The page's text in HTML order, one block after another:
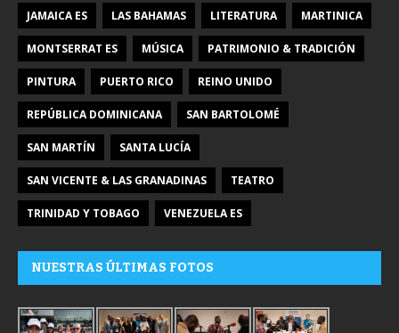
JAMAICA ES LAS BAHAMAS LITERATURA MARTINICA
MONTSERRAT ES MÚSICA PATRIMONIO & TRADICIÓN
PINTURA PUERTO RICO REINO UNIDO
REPÚBLICA DOMINICANA SAN BARTOLOMÉ
SAN MARTÍN SANTA LUCÍA
SAN VICENTE & LAS GRANADINAS TEATRO
TRINIDAD Y TOBAGO VENEZUELA ES
NUESTRAS ÚLTIMAS FOTOS